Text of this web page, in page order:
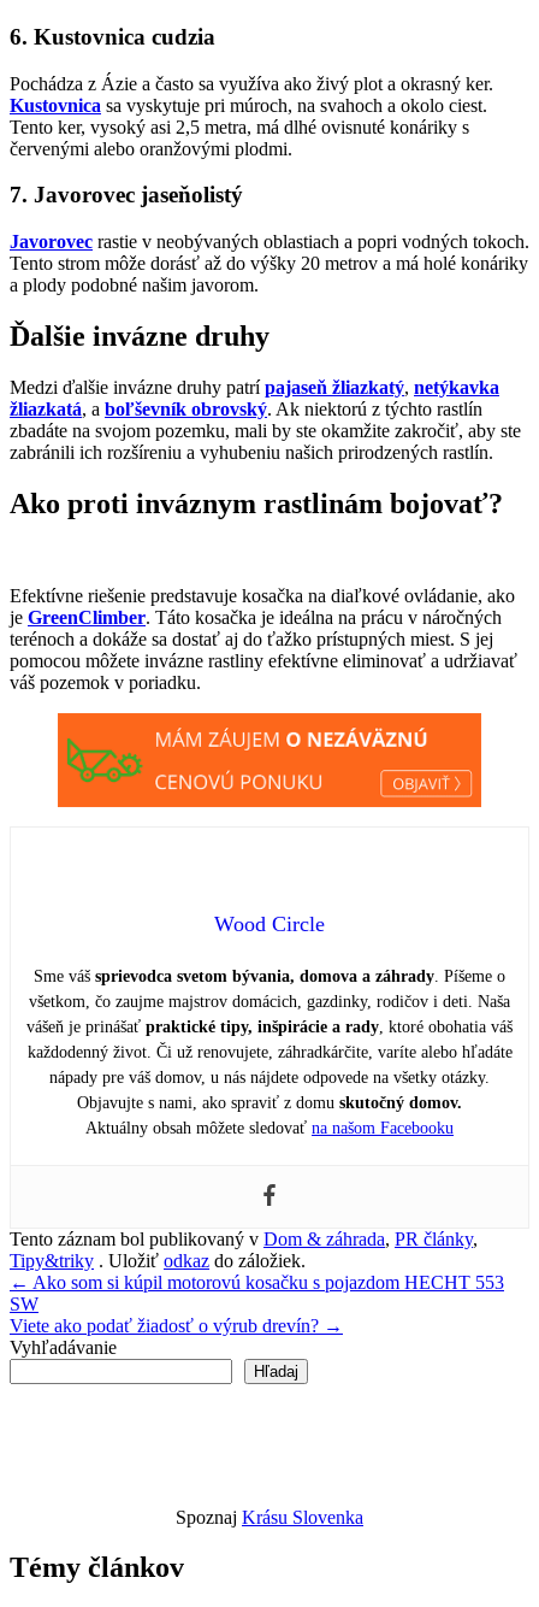
6. Kustovnica cudzia
Pochádza z Ázie a často sa využíva ako živý plot a okrasný ker.
Kustovnica sa vyskytuje pri múroch, na svahoch a okolo ciest.
Tento ker, vysoký asi 2,5 metra, má dlhé ovisnuté konáriky s
červenými alebo oranžovými plodmi.
7. Javorovec jaseňolistý
Javorovec rastie v neobývaných oblastiach a popri vodných tokoch.
Tento strom môže dorásť až do výšky 20 metrov a má holé konáriky
a plody podobné našim javorom.
Ďalšie invázne druhy
Medzi ďalšie invázne druhy patrípajaseň žliazkatý, netýkavka
žliazkatá, a boľševník obrovský. Ak niektorú z týchto rastlín
zbadáte na svojom pozemku, mali by ste okamžite zakročiť, aby ste
zabránili ich rozšíreniu a vyhubeniu našich prirodzených rastlín.
Ako proti inváznym rastlinám bojovať?
Efektívne riešenie predstavuje kosačka na diaľkové ovládanie, ako
je GreenClimber. Táto kosačka je ideálna na prácu v náročných
terénoch a dokáže sa dostať aj do ťažko prístupných miest. S jej
pomocou môžete invázne rastliny efektívne eliminovať a udržiavať
váš pozemok v poriadku.
Wood Circle
Sme váš sprievodca svetom bývania, domova a záhrady . Píšeme o
všetkom, čo zaujme majstrov domácich, gazdinky, rodičov i deti. Naša
vášeň je prinášať praktické tipy, inšpirácie a rady , ktoré obohatia váš
každodenný život. Či už renovujete, záhradkárčite, varíte alebo hľadáte
nápady pre váš domov, u nás nájdete odpovede na všetky otázky.
Objavujte s nami, ako spraviť z domu skutočný domov.
Aktuálny obsah môžete sledovať na našom Facebooku
Tento záznam bol publikovaný v Dom & záhrada, PR články,
Tipy&triky . Uložiť odkaz do záložiek.
Navigácia
v
článku
← Ako som si kúpil motorovú kosačku s pojazdom HECHT 553
SW
Viete ako podať žiadosť o výrub drevín? →
Vyhľadávanie
Hľadaj
Spoznaj Krásu Slovenka
Témy článkov